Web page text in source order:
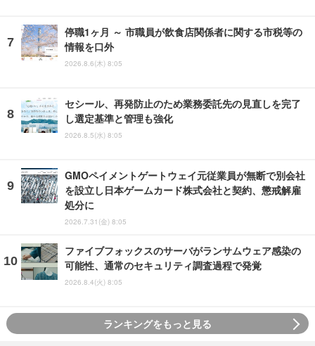
停職1ヶ月 ～ 市職員が飲食店関係者に関する市税等の
情報を口外
2026.8.6(木) 8:05
セシール、再発防止のため業務委託先の見直しを完了
し選定基準と管理も強化
2026.8.5(水) 8:05
GMOペイメントゲートウェイ元従業員が無断で別会社
を設立し日本ゲームカード株式会社と契約、懲戒解雇
処分に
2026.7.31(金) 8:05
ファイブフォックスのサーバがランサムウェア感染の
可能性、通常のセキュリティ調査過程で発覚
2026.8.4(火) 8:05
ランキングをもっと見る